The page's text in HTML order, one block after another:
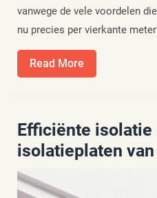
vanwege de vele voordelen
nu precies per vierkante
Read More
More
Efficiënte isolatie
isolatieplaten